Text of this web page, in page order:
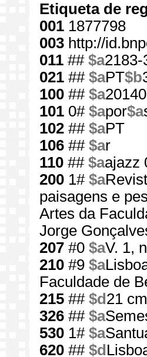
Etiqueta de
001 1877798
003 http://
011 ## $a2183-
021 ## $aPT$b
100 ## $a
101 0# $apor$a
102 ## $aPT
106 ## $ar
110 ## $aajazz
200 1# $a
paisagens e
Artes da
Jorge
207 #0 $aV. 1,
210 #9 $a
Faculdade de
215 ## $d 21 cm
326 ## $a
530 1# $a
620 ## $d